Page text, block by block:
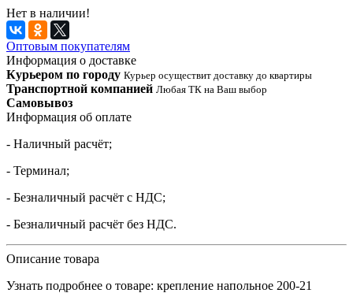
Нет в наличии!
Оптовым покупателям
Информация о доставке
Курьером по городу Курьер осуществит доставку до квартиры
Транспортной компанией Любая ТК на Ваш выбор
Самовывоз
Информация об оплате
- Наличный расчёт;
- Терминал;
- Безналичный расчёт с НДС;
- Безналичный расчёт без НДС.
Описание товара
Узнать подробнее о товаре: крепление напольное 200-21